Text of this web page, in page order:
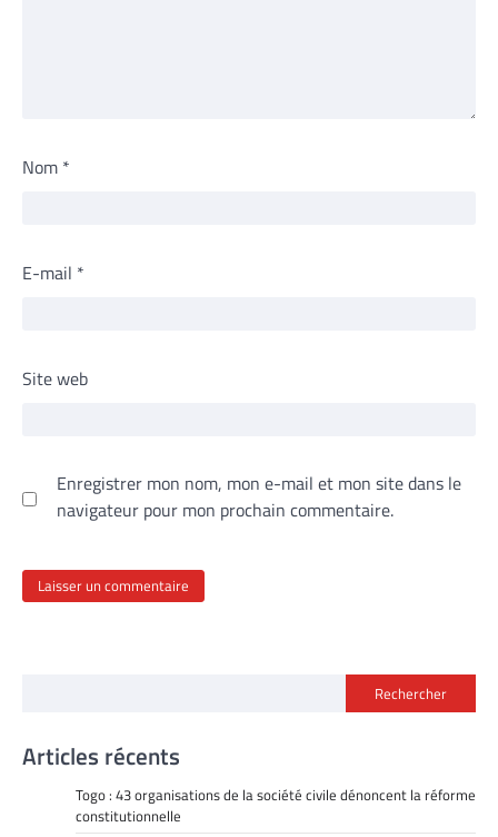
Nom *
E-mail *
Site web
Enregistrer mon nom, mon e-mail et mon site dans le
navigateur pour mon prochain commentaire.
Rechercher
Articles récents
Togo : 43 organisations de la société civile dénoncent la réforme
constitutionnelle